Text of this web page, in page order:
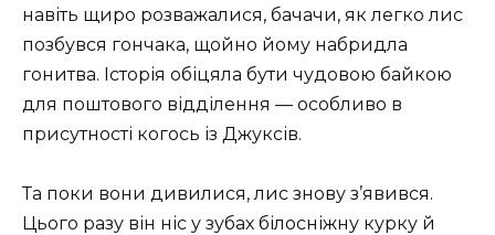
навіть щиро розважалися, бачачи, як легко лис
позбувся гончака, щойно йому набридла
гонитва. Історія обіцяла бути чудовою байкою
для поштового відділення — особливо в
присутності когось із Джуксів.
Та поки вони дивилися, лис знову з’явився.
Цього разу він ніс у зубах білосніжну курку й